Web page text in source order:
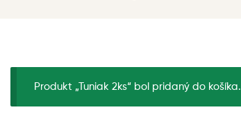
Produkt „Tuniak 2ks“ bol pridaný do košíka.